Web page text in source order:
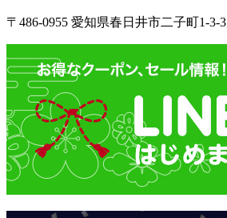
〒486-0955 愛知県春日井市二子町1-3-3